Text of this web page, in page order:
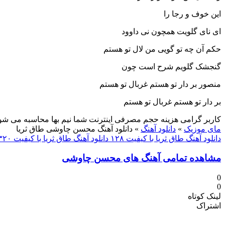
این خوف و رجا را
ای نای گلویت همچون نی داوود
حکم آن چه تو گویی من لال تو هستم
گنجشک گلویم شرح است چون
منصور بر دار تو هستم غربال تو هستم
بر دار تو هستم غربال تو هستم
کاربر گرامی هزینه حجم مصرفی اینترنت شما نیم بها محاسبه می
مای موزیک » دانلود آهنگ » دانلود آهنگ محسن چاوشی طاق ثریا
دانلود آهنگ طاق ثریا با کیفیت ۱۲۸
دانلود آهنگ طاق ثریا با کیفیت ۳۲۰
مشاهده تمامی آهنگ های محسن چاوشی
0
0
لینک کوتاه
اشتراک